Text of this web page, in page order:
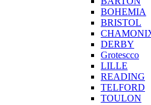
BOHEMIA
BRISTOL
DERBY
Grotescco
LILLE
READING
TELFORD
TOULON